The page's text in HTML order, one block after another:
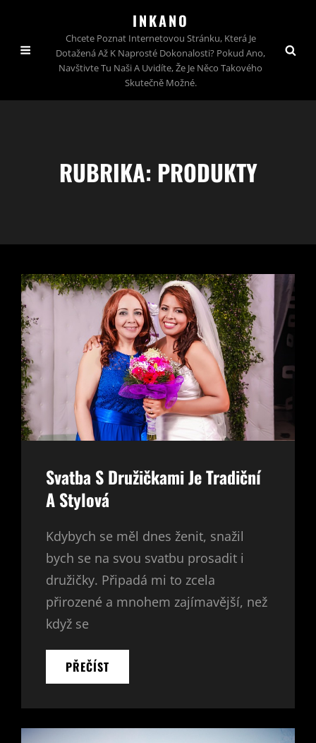
INKANO
Chcete Poznat Internetovou Stránku, Která Je
Dotažená Až K Naprosté Dokonalosti? Pokud Ano,
Navštivte Tu Naši A Uvidíte, Že Je Něco Takového
Skutečně Možné.
RUBRIKA: PRODUKTY
Svatba S Družičkami Je Tradiční
A Stylová
Kdybych se měl dnes ženit, snažil
bych se na svou svatbu prosadit i
družičky. Připadá mi to zcela
přirozené a mnohem zajímavější, než
když se
PŘEČÍST
S
JE